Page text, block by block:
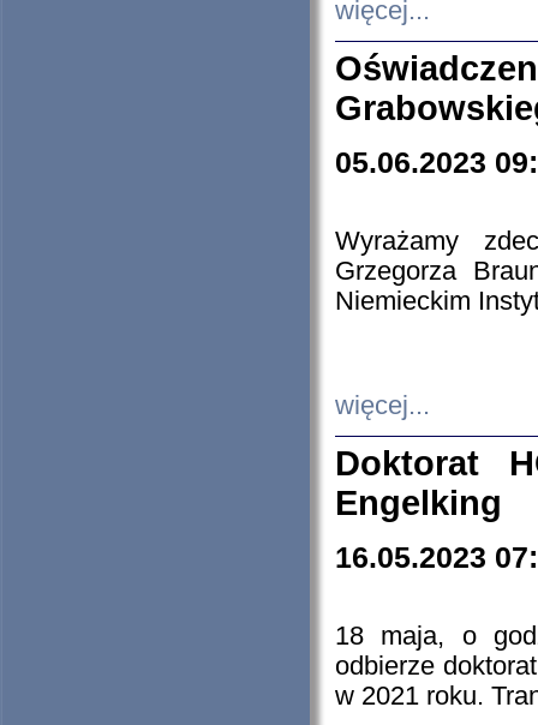
więcej...
05.06.2023
Wyrażamy
Grzegorza
Niemieckim
więcej...
Doktorat
Engelking
16.05.2023
18 maja, o
odbierze
w 2021 roku.